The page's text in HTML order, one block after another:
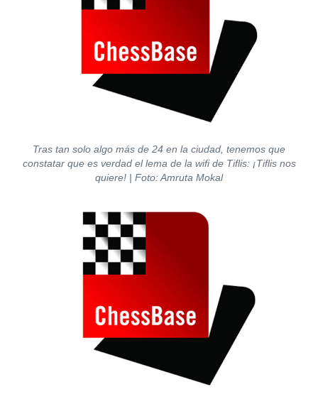
Tras tan solo algo más de 24 en la ciudad, tenemos que
constatar que es verdad el lema de la wifi de Tiflis: ¡Tiflis nos
quiere! | Foto: Amruta Mokal